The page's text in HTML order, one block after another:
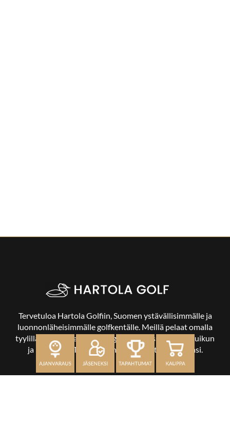
Tervetuloa Hartola Golfiin, Suomen ystävällisimmälle ja
luonnonläheisimmälle golfkentälle. Meillä pelaat omalla
tyylilläsi ja tasollasi – ja bongaat halutessasi vaikka uikun
ja kuikankin. Tärkeintä on, että nautit vierailustasi.